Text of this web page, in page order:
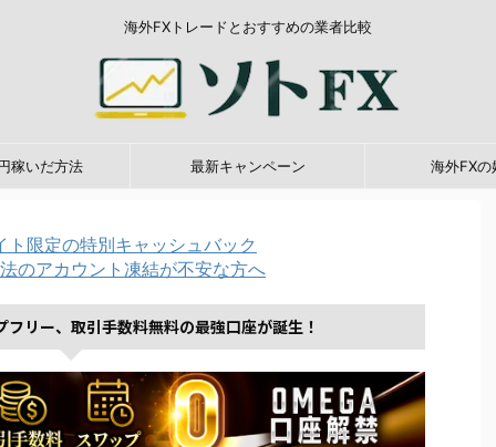
海外FXトレードとおすすめの業者比較
稼いだ方法 最新キャンペーン 海外FXの
ト限定の特別キャッシュバック
のアカウント凍結が不安な方へ
リー、取引手数料無料の最強口座が誕生！